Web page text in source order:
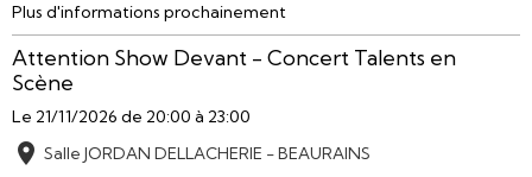
Plus d'informations prochainement
Attention Show Devant - Concert Talents en
Scène
Le 21/11/2026 de 20:00 à 23:00
Salle JORDAN DELLACHERIE - BEAURAINS